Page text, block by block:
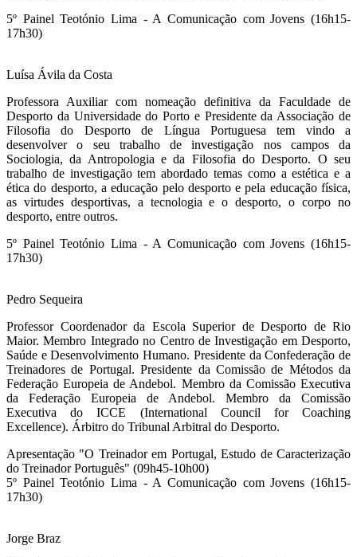
5º PainelTeotónio Lima - A Comunicação com Jovens (16h15-
17h30)
Luísa Ávila da Costa
Professora Auxiliar com nomeação definitiva da Faculdade de
Desporto da Universidade do Porto e Presidente da Associação de
Filosofia do Desporto de Língua Portuguesa tem vindo a
desenvolver o seu trabalho de investigação nos campos da
Sociologia, da Antropologia e da Filosofia do Desporto. O seu
trabalho de investigação tem abordado temas como a estética e a
ética do desporto, a educação pelo desporto e pela educação física,
as virtudes desportivas, a tecnologia e o desporto, o corpo no
desporto, entre outros.
5º PainelTeotónio Lima - A Comunicação com Jovens (16h15-
17h30)
Pedro Sequeira
Professor Coordenador da Escola Superior de Desporto de Rio
Maior. Membro Integrado no Centro de Investigação em Desporto,
Saúde e Desenvolvimento Humano. Presidente da Confederação de
Treinadores de Portugal. Presidente da Comissão de Métodos da
Federação Europeia de Andebol. Membro da Comissão Executiva
da Federação Europeia de Andebol. Membro da Comissão
Executiva do ICCE (International Council for Coaching
Excellence). Árbitro do Tribunal Arbitral do Desporto.
Apresentação "O Treinador em Portugal, Estudo de Caracterização
do Treinador Português" (09h45-10h00)
5º PainelTeotónio Lima - A Comunicação com Jovens (16h15-
17h30)
Jorge Braz